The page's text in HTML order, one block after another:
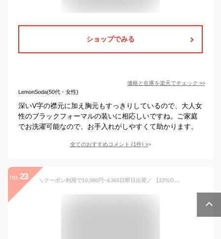
ショップでみる
価格と在庫を楽天でチェック >>
LemonSoda(50代・女性)
深いV字の襟元に加え胸元もすっきりしているので、大人女
性のブラックフォーマルの装いに相応しいですね。ご家庭
でお洗濯可能なので、お手入れがしやすくて助かります。
全てのおすすめコメント (1件) >
no. 23 ＼クーポン利用で10,980円~&365日即日出荷／ 【22%OFF】 喪服 礼服 レディース ワンピース 洗える ロング丈 膝下 フレア マキシ丈 ブラック フォーマル 大きいサイズ 小さいサイズ 体型カバー ゆったり 春 秋 冬 冠婚葬祭 お盆 女性 黒 葬儀 試着チケット対象